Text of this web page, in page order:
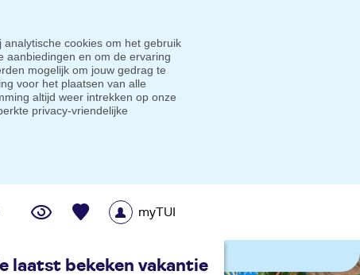
cookies om het gebruik
aanbiedingen en om de ervaring
mogelijk om jouw gedrag te
voor het plaatsen van alle
altijd weer intrekken op onze
privacy-vriendelijke
laatst bekeken vakantie
myTUI
prijsgarantie